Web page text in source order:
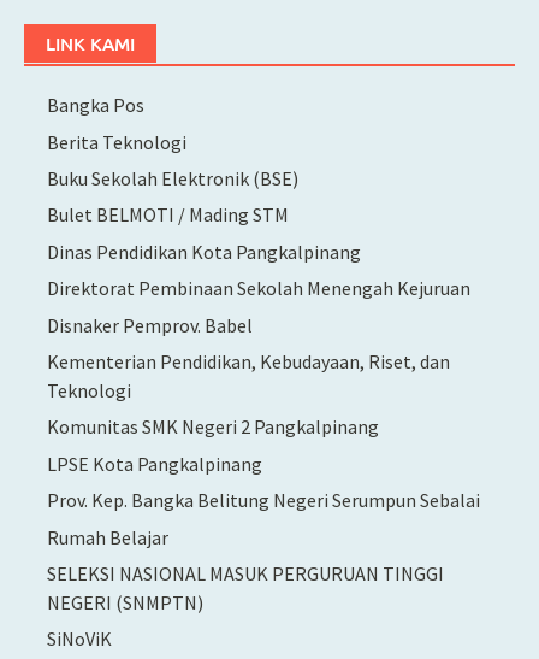
LINK KAMI
Bangka Pos
Berita Teknologi
Buku Sekolah Elektronik (BSE)
Bulet BELMOTI / Mading STM
Dinas Pendidikan Kota Pangkalpinang
Direktorat Pembinaan Sekolah Menengah Kejuruan
Disnaker Pemprov. Babel
Kementerian Pendidikan, Kebudayaan, Riset, dan
Teknologi
Komunitas SMK Negeri 2 Pangkalpinang
LPSE Kota Pangkalpinang
Prov. Kep. Bangka Belitung Negeri Serumpun Sebalai
Rumah Belajar
SELEKSI NASIONAL MASUK PERGURUAN TINGGI
NEGERI (SNMPTN)
SiNoViK